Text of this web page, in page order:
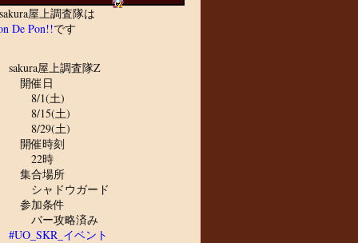
屋上調査隊は
De Pon!!です
sakura屋上調査隊Z
開催日
8/1(土)
8/15(土)
8/29(土)
開催時刻
22時
集合場所
シャドウガード
参加条件
バー攻略済み
#UO_SKR_イベント